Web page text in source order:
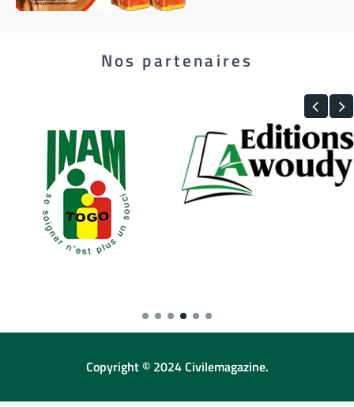
Nos partenaires
Copyright © 2024 Civilemagazine.